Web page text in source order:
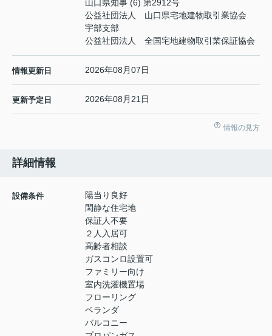
山口県知事 (6) 第2912号
公益社団法人 山口県宅地建物取引業協会
宇部支部
公益社団法人 全国宅地建物取引業保証協会
情報更新日 2026年08月07日
更新予定日 2026年08月21日
情報の見方
詳細情報
設備条件
陽当り良好
閑静な住宅地
保証人不要
２人入居可
高齢者相談
ガスコンロ設置可
ファミリー向け
室内洗濯機置場
フローリング
ベランダ
バルコニー